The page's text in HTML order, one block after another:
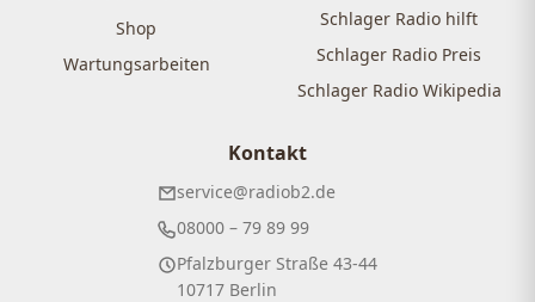
Shop
Wartungsarbeiten
Schlager Radio hilft
Schlager Radio Preis
Schlager Radio Wikipedia
Kontakt
service@radiob2.de
08000 – 79 89 99
Pfalzburger Straße 43-44
10717 Berlin